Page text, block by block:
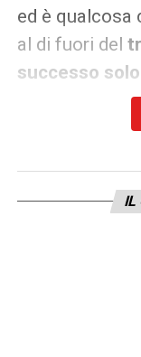
ed è qualcosa
al di fuori del
successo
Rispetto alla
primo al
scesa da2.6 a
IL